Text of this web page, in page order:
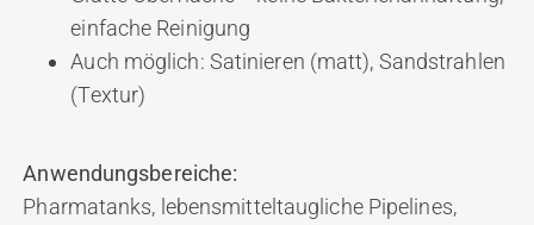
einfache Reinigung
Auch möglich: Satinieren (matt), Sandstrahlen
(Textur)
Anwendungsbereiche:
Pharmatanks, lebensmitteltaugliche Pipelines,